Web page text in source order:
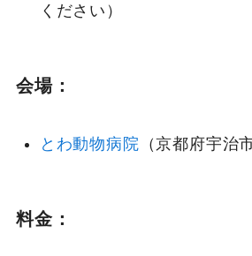
ください）
会場：
とわ動物病院 （京都府宇治
料金：